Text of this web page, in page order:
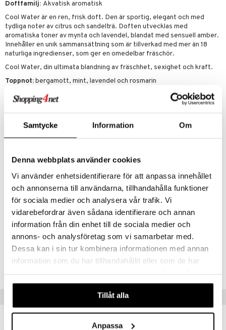
Samtycke Information Om
Denna webbplats använder cookies
Vi använder enhetsidentifierare för att anpassa innehållet
och annonserna till användarna, tillhandahålla funktioner
för sociala medier och analysera vår trafik. Vi
vidarebefordrar även sådana identifierare och annan
information från din enhet till de sociala medier och
annons- och analysföretag som vi samarbetar med.
Dessa kan i sin tur kombinera informationen med annan
information som du har tillhandahållit eller som de har
våra cookies vid fortsatt användande av vår webbplats.
Tillåt alla
Anpassa
Doftfamilj: Akvatisk aromatisk
Cool Water är en ren, frisk doft. Den är sportig, elegant och med
tydliga noter av citrus och sandelträ. Doften utvecklas med
aromatiska toner av mynta och lavendel, blandat med sensuell amber.
Innehåller en unik sammansättning som är tillverkad med mer än 18
naturliga ingredienser, som ger en omedelbar fräschör.
Cool Water, din ultimata blandning av fräschhet, sexighet och kraft.
Toppnot:bergamott, mint, lavendel och rosmarin
Basnot:mysk och amber
alcohol denat., aqua/water/eau, parfum/fragrance,
Artikelnr
CCOO1-DO-40-XX-XX
Lägsta pris senaste 30 dagarna: 565 kr
Kundrecension
Wow!
Manlig hav och skog!
Tips till dig